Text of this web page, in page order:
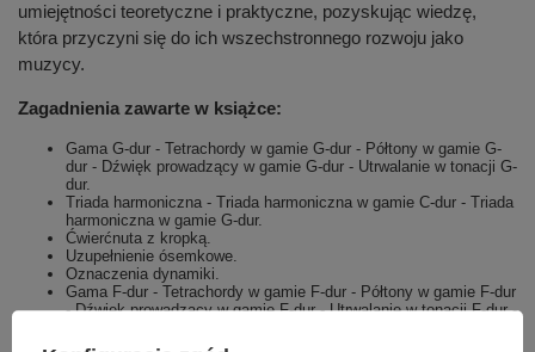
umiejętności teoretyczne i praktyczne, pozyskując wiedzę,
która przyczyni się do ich wszechstronnego rozwoju jako
muzycy.
Zagadnienia zawarte w książce:
Gama G-dur - Tetrachordy w gamie G-dur - Półtony w gamie G-
dur - Dźwięk prowadzący w gamie G-dur - Utrwalanie w tonacji G-
dur.
Triada harmoniczna - Triada harmoniczna w gamie C-dur - Triada
harmoniczna w gamie G-dur.
Ćwierćnuta z kropką.
Uzupełnienie ósemkowe.
Oznaczenia dynamiki.
Gama F-dur - Tetrachordy w gamie F-dur - Półtony w gamie F-dur
- Dźwięk prowadzący w gamie F-dur - Utrwalanie w tonacji F-dur -
Takty ćwierćnutowe - Takt 5/4 - Metrum 5/4 - Taktowanie w